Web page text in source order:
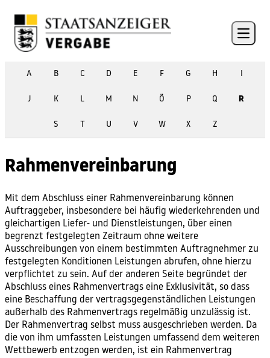
Open
A B C D E F G H I
J K L M N Ö P Q R
S T U V W X Z
Rahmenvereinbarung
Mit dem Abschluss einer Rahmenvereinbarung können
Auftraggeber, insbesondere bei häufig wiederkehrenden und
gleichartigen Liefer- und Dienstleistungen, über einen
begrenzt festgelegten Zeitraum ohne weitere
Ausschreibungen von einem bestimmten Auftragnehmer zu
festgelegten Konditionen Leistungen abrufen, ohne hierzu
verpflichtet zu sein. Auf der anderen Seite begründet der
Abschluss eines Rahmenvertrags eine Exklusivität, so dass
eine Beschaffung der vertragsgegenständlichen Leistungen
außerhalb des Rahmenvertrags regelmäßig unzulässig ist.
Der Rahmenvertrag selbst muss ausgeschrieben werden. Da
die von ihm umfassten Leistungen umfassend dem weiteren
Wettbewerb entzogen werden, ist ein Rahmenvertrag